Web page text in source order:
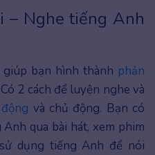
– Nghe tiếng Anh
bạn hình thành phản
2 cách để luyện nghe và
và chủ động. Bạn có
qua bài hát, xem phim
dụng tiếng Anh để nói